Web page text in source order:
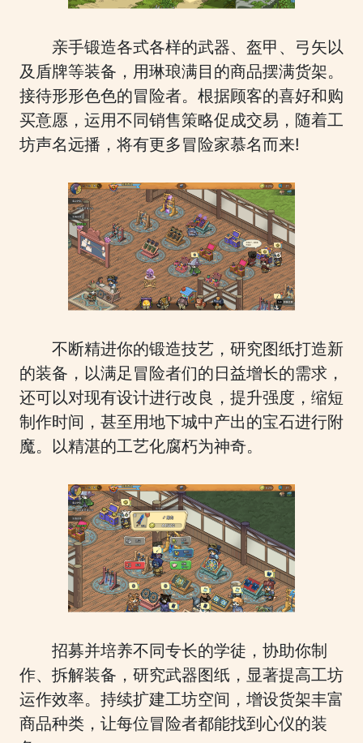
亲手锻造各式各样的武器、盔甲、弓矢以
及盾牌等装备，用琳琅满目的商品摆满货架。
接待形形色色的冒险者。根据顾客的喜好和购
买意愿，运用不同销售策略促成交易，随着工
坊声名远播，将有更多冒险家慕名而来!
不断精进你的锻造技艺，研究图纸打造新
的装备，以满足冒险者们的日益增长的需求，
还可以对现有设计进行改良，提升强度，缩短
制作时间，甚至用地下城中产出的宝石进行附
魔。以精湛的工艺化腐朽为神奇。
招募并培养不同专长的学徒，协助你制
作、拆解装备，研究武器图纸，显著提高工坊
运作效率。持续扩建工坊空间，增设货架丰富
商品种类，让每位冒险者都能找到心仪的装